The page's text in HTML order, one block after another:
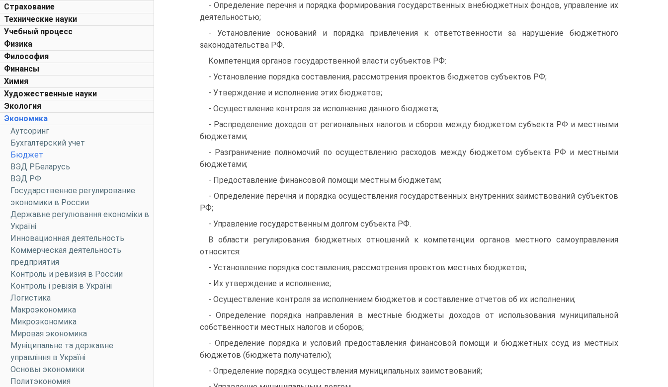
Страхование
Технические науки
Учебный процесс
Физика
Философия
Финансы
Химия
Художественные науки
Экология
Экономика
Аутсоринг
Бухгалтерский учет
Бюджет
ВЭД Р.Беларусь
ВЭД РФ
Государственное регулирование
экономики в России
Державне регулювання економіки в
Україні
Инновационная деятельность
Коммерческая деятельность
предприятия
Контроль и ревизия в России
Контроль і ревізія в Україні
Логистика
Макроэкономика
Микроэкономика
Мировая экономика
Муніципальне та державне
управління в Україні
Основы экономики
Политэкономия
- Определение перечня и порядка формирования государственных внебюджетных фондов, управление их
деятельностью;
- Установление оснований и порядка привлечения к ответственности за нарушение бюджетного
законодательства РФ.
Компетенция органов государственной власти субъектов РФ:
- Установление порядка составления, рассмотрения проектов бюджетов субъектов РФ;
- Утверждение и исполнение этих бюджетов;
- Осуществление контроля за исполнение данного бюджета;
- Распределение доходов от региональных налогов и сборов между бюджетом субъекта РФ и местными
бюджетами;
- Разграничение полномочий по осуществлению расходов между бюджетом субъекта РФ и местными
бюджетами;
- Предоставление финансовой помощи местным бюджетам;
- Определение перечня и порядка осуществления государственных внутренних заимствований субъектов
РФ;
- Управление государственным долгом субъекта РФ.
В области регулирования бюджетных отношений к компетенции органов местного самоуправления
относится:
- Установление порядка составления, рассмотрения проектов местных бюджетов;
- Их утверждение и исполнение;
- Осуществление контроля за исполнением бюджетов и составление отчетов об их исполнении;
- Определение порядка направления в местные бюджеты доходов от использования муниципальной
собственности местных налогов и сборов;
- Определение порядка и условий предоставления финансовой помощи и бюджетных ссуд из местных
бюджетов (бюджета получателю);
- Определение порядка осуществления муниципальных заимствований;